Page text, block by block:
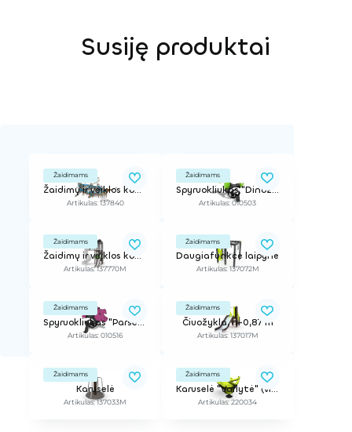
Susiję produktai
Žaidimams
Žaidimų ir veiklos kompleksas
Artikulas: 137840
Žaidimams
Spyruokliukas "Dinozauras"
Artikulas: 010503
Žaidimams
Žaidimų ir veiklos kompleksas Skyline Town
Artikulas: 137770M
Žaidimams
Daugiafunkcė laipynė
Artikulas: 137072M
Žaidimams
Spyruokliukas "Paršelis"
Artikulas: 010516
Žaidimams
Čiuožykla, h-0,87 m
Artikulas: 137017M
Žaidimams
Karuselė
Artikulas: 137033M
Žaidimams
Karuselė "Varlytė" (vienvietė)
Artikulas: 220034